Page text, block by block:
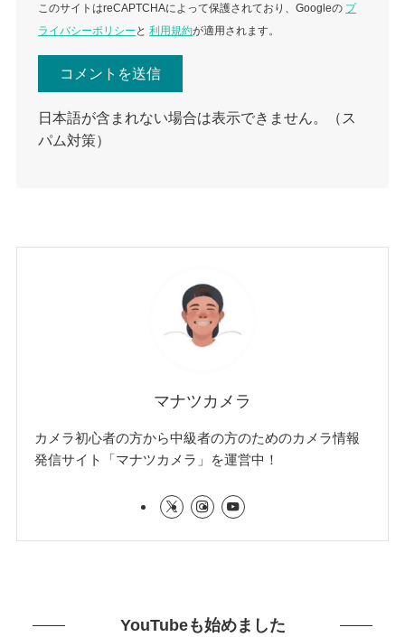
このサイトはreCAPTCHAによって保護されており、Googleの プ
ライバシーポリシー と利用規約が適用されます。
日本語が含まれない場合は表示できません。（ス
パム対策）
マナツカメラ
カメラ初心者の方から中級者の方のためのカメラ情報
発信サイト「マナツカメラ」を運営中！
YouTubeも始めました